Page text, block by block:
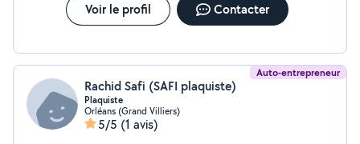
Voir le profil Contacter
Auto-entrepreneur
Rachid Safi (SAFI plaquiste)
Plaquiste
Orléans (Grand Villiers)
5/5 (1 avis)